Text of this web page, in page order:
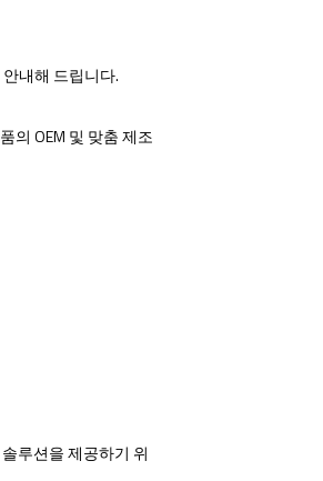
내해 드립니다.
의 OEM 및 맞춤 제조
루션을 제공하기 위